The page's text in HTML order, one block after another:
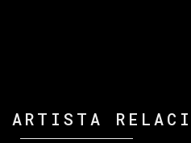
ARTISTA